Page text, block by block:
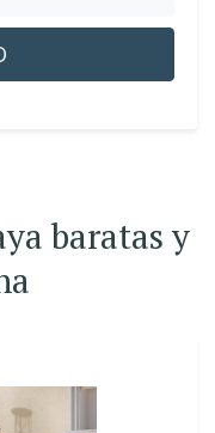
baratas y